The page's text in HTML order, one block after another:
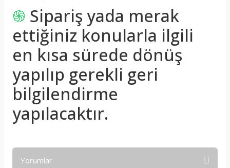
֍ Sipariş yada merak
ettiğiniz konularla ilgili
en kısa sürede dönüş
yapılıp gerekli geri
bilgilendirme
yapılacaktır.
Yorumlar